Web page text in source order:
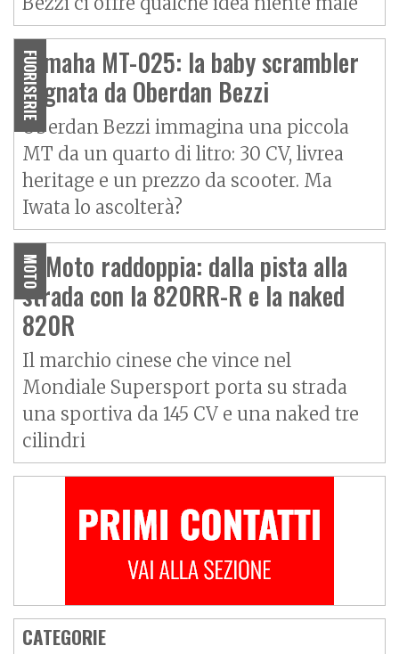
FUORISERIE
Yamaha MT-025: la baby scrambler
sognata da Oberdan Bezzi
Oberdan Bezzi immagina una piccola
MT da un quarto di litro: 30 CV, livrea
heritage e un prezzo da scooter. Ma
Iwata lo ascolterà?
MOTO
ZXMoto raddoppia: dalla pista alla
strada con la 820RR-R e la naked
820R
Il marchio cinese che vince nel
Mondiale Supersport porta su strada
una sportiva da 145 CV e una naked tre
cilindri
CATEGORIE